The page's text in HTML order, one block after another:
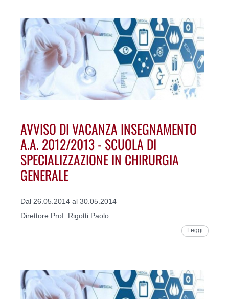
AVVISO DI VACANZA INSEGNAMENTO
A.A. 2012/2013 - SCUOLA DI
SPECIALIZZAZIONE IN CHIRURGIA
GENERALE
Dal 26.05.2014 al 30.05.2014
Direttore Prof. Rigotti Paolo
Leggi